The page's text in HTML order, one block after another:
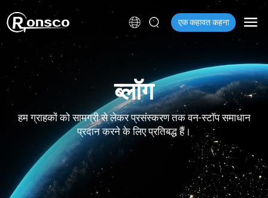
एक कहावत कहना
ब्लॉग
हम ग्राहकों को सामग्री से लेकर प्रसंस्करण तक वन-स्टॉप समाधान
प्रदान करने के लिए प्रतिबद्ध हैं।